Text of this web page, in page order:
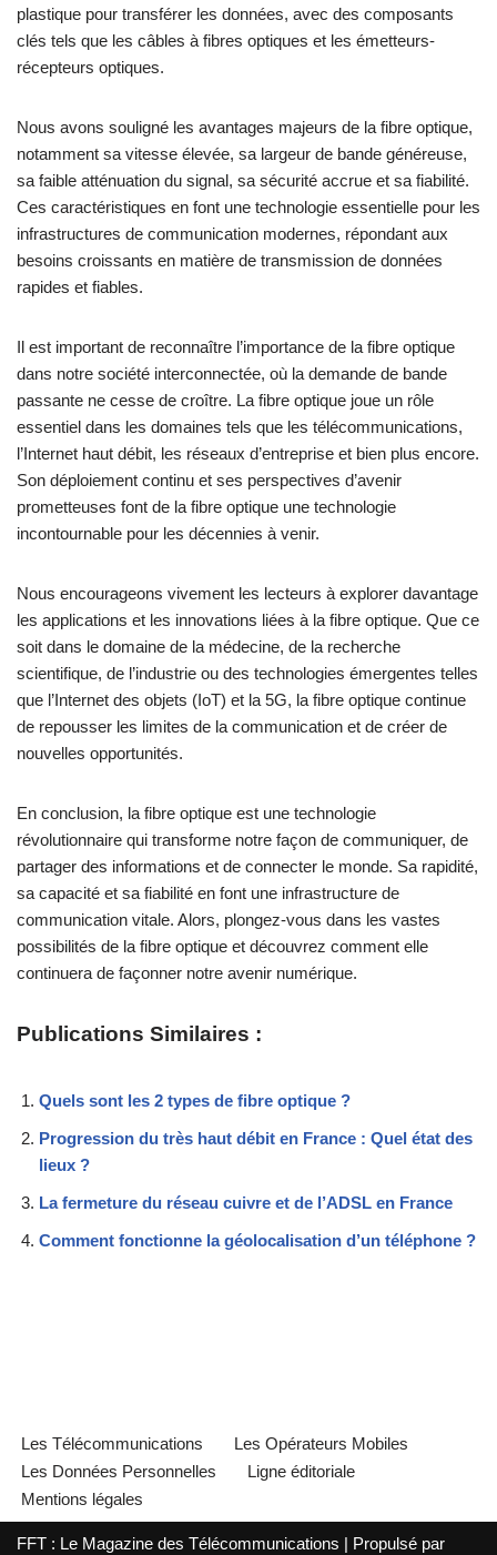
plastique pour transférer les données, avec des composants
clés tels que les câbles à fibres optiques et les émetteurs-
récepteurs optiques.
Nous avons souligné les avantages majeurs de la fibre optique,
notamment sa vitesse élevée, sa largeur de bande généreuse,
sa faible atténuation du signal, sa sécurité accrue et sa fiabilité.
Ces caractéristiques en font une technologie essentielle pour les
infrastructures de communication modernes, répondant aux
besoins croissants en matière de transmission de données
rapides et fiables.
Il est important de reconnaître l’importance de la fibre optique
dans notre société interconnectée, où la demande de bande
passante ne cesse de croître. La fibre optique joue un rôle
essentiel dans les domaines tels que les télécommunications,
l’Internet haut débit, les réseaux d’entreprise et bien plus encore.
Son déploiement continu et ses perspectives d’avenir
prometteuses font de la fibre optique une technologie
incontournable pour les décennies à venir.
Nous encourageons vivement les lecteurs à explorer davantage
les applications et les innovations liées à la fibre optique. Que ce
soit dans le domaine de la médecine, de la recherche
scientifique, de l’industrie ou des technologies émergentes telles
que l’Internet des objets (IoT) et la 5G, la fibre optique continue
de repousser les limites de la communication et de créer de
nouvelles opportunités.
En conclusion, la fibre optique est une technologie
révolutionnaire qui transforme notre façon de communiquer, de
partager des informations et de connecter le monde. Sa rapidité,
sa capacité et sa fiabilité en font une infrastructure de
communication vitale. Alors, plongez-vous dans les vastes
possibilités de la fibre optique et découvrez comment elle
continuera de façonner notre avenir numérique.
Publications Similaires :
Quels sont les 2 types de fibre optique ?
Progression du très haut débit en France : Quel état des
lieux ?
La fermeture du réseau cuivre et de l’ADSL en France
Comment fonctionne la géolocalisation d’un téléphone ?
Les Télécommunications
Les Opérateurs Mobiles
Les Données Personnelles
Ligne éditoriale
Mentions légales
FFT : Le Magazine des Télécommunications | Propulsé par